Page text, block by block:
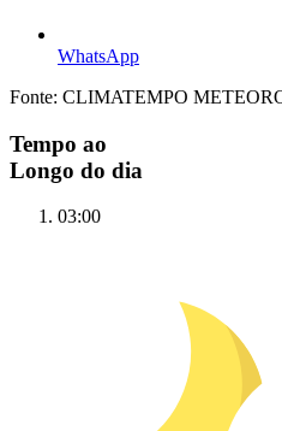
WhatsApp
Fonte: CLIMATEMPO
Tempo ao
Longo do dia
03:00